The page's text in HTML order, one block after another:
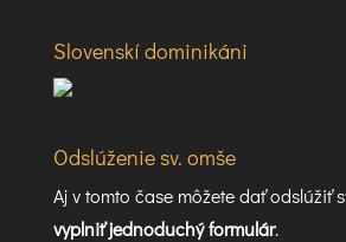
Slovenskí dominikáni
Odslúženie sv. omše
Aj v tomto čase môžete dať odslúžiť
vyplniť jednoduchý formulár.